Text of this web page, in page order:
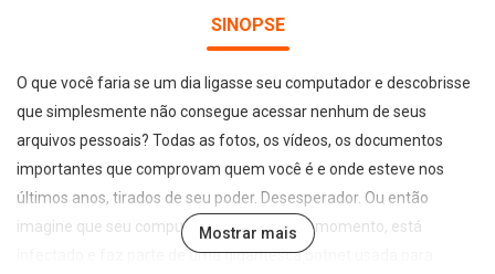
SINOPSE
O que você faria se um dia ligasse seu computador e descobrisse
que simplesmente não consegue acessar nenhum de seus
arquivos pessoais? Todas as fotos, os vídeos, os documentos
importantes que comprovam quem você é e onde esteve nos
últimos anos, tirados de seu poder. Desesperador. Ou então
imagine que seu computador, nesse exato momento, está
infectado e faz parte de uma gigantesca botnet usada para
Mostrar mais